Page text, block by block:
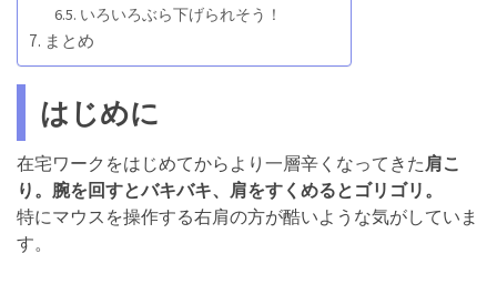
いろいろぶら下げられそう！
まとめ
はじめに
在宅ワークをはじめてからより一層辛くなってきた肩こ
り。腕を回すとバキバキ、肩をすくめるとゴリゴリ。
特にマウスを操作する右肩の方が酷いような気がしていま
す。